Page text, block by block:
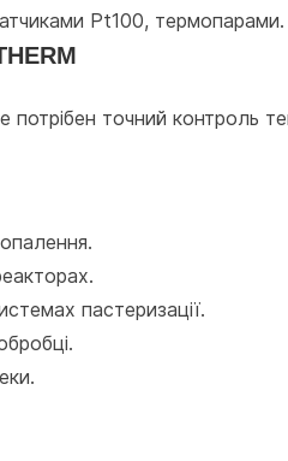
Pt100, термопарами.
точний контроль
пастеризації.